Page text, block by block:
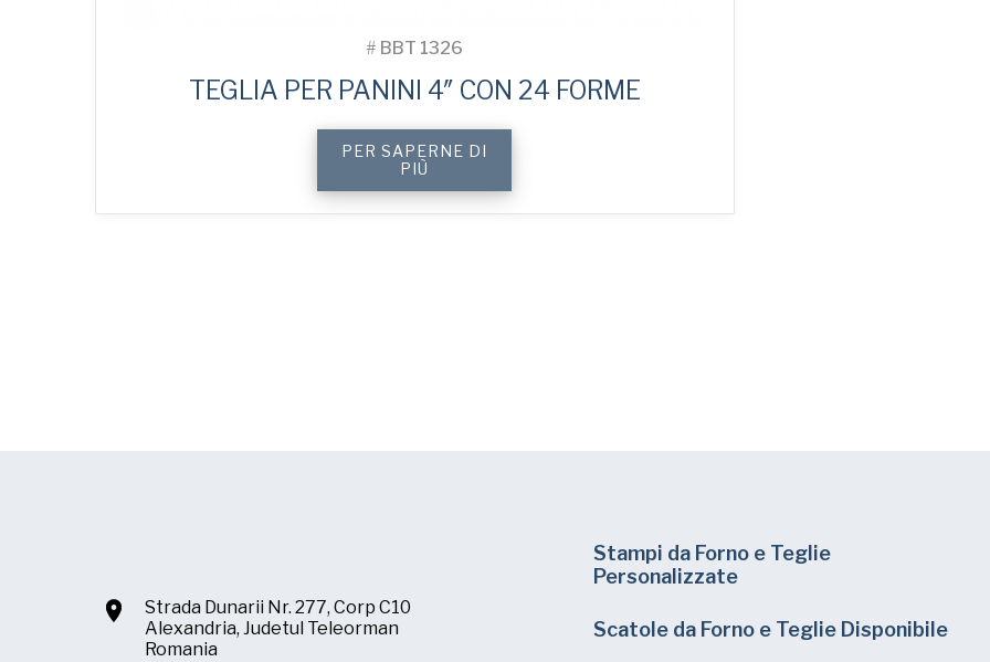
# BBT 1326
TEGLIA PER PANINI 4″ CON 24 FORME
PER SAPERNE DI
PIÙ
Strada Dunarii Nr. 277, Corp C10
Alexandria, Judetul Teleorman
Romania
Stampi da Forno e Teglie
Personalizzate
Scatole da Forno e Teglie Disponibile